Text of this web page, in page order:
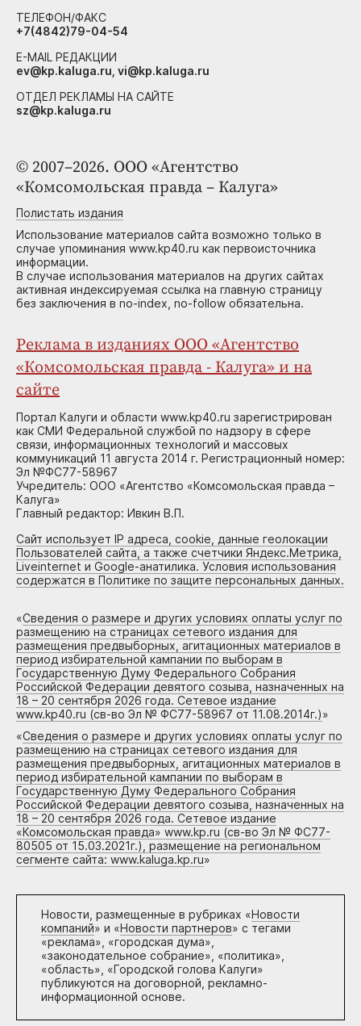
© 2007–2026. ООО «Агентство
«Комсомольская правда – Калуга»
Полистать издания
Использование материалов сайта возможно только в
случае упоминания www.kp40.ru как первоисточника
информации.
В случае использования материалов на других сайтах
активная индексируемая ссылка на главную страницу
без заключения в no-index, no-follow обязательна.
Реклама в изданиях ООО «Агентство
«Комсомольская правда - Калуга» и на
сайте
Портал Калуги и области www.kp40.ru зарегистрирован
как СМИ Федеральной службой по надзору в сфере
связи, информационных технологий и массовых
коммуникаций 11 августа 2014 г. Регистрационный номер:
Эл №ФС77-58967
Учредитель: ООО «Агентство «Комсомольская правда –
Калуга»
Главный редактор: Ивкин В.П.
Сайт использует IP адреса, cookie, данные геолокации
Пользователей сайта, а также счетчики Яндекс.Метрика,
Liveinternet и Google-анатилика. Условия использования
содержатся в Политике по защите персональных данных.
«Сведения о размере и других условиях оплаты услуг по
размещению на страницах сетевого издания для
размещения предвыборных, агитационных материалов в
период избирательной кампании по выборам в
Государственную Думу Федерального Собрания
Российской Федерации девятого созыва, назначенных на
18 – 20 сентября 2026 года. Сетевое издание
www.kp40.ru (св-во Эл № ФС77-58967 от 11.08.2014г.)»
«Сведения о размере и других условиях оплаты услуг по
размещению на страницах сетевого издания для
размещения предвыборных, агитационных материалов в
период избирательной кампании по выборам в
Государственную Думу Федерального Собрания
Российской Федерации девятого созыва, назначенных на
18 – 20 сентября 2026 года. Сетевое издание
«Комсомольская правда» www.kp.ru (св-во Эл № ФС77-
80505 от 15.03.2021г.), размещение на региональном
сегменте сайта: www.kaluga.kp.ru»
Новости, размещенные в рубриках «Новости
компаний» и «Новости партнеров» с тегами
«реклама», «городская дума»,
«законодательное собрание», «политика»,
«область», «Городской голова Калуги»
публикуются на договорной, рекламно-
информационной основе.
ТЕЛЕФОН/ФАКС
+7(4842)79-04-54
E-MAIL РЕДАКЦИИ
ev@kp.kaluga.ru, vi@kp.kaluga.ru
ОТДЕЛ РЕКЛАМЫ НА САЙТЕ
sz@kp.kaluga.ru